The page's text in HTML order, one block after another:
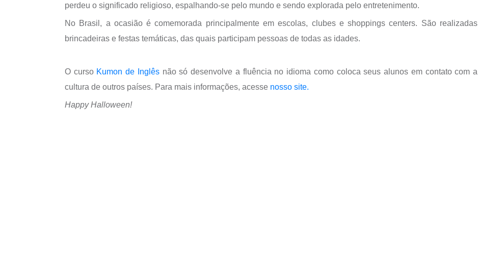
perdeu o significado religioso, espalhando-se pelo mundo e sendo explorada pelo entretenimento.
No Brasil, a ocasião é comemorada principalmente em escolas, clubes e shoppings centers. São realizadas
brincadeiras e festas temáticas, das quais participam pessoas de todas as idades.
O curso Kumon de Inglêsnão só desenvolve a fluência no idioma como coloca seus alunos em contato com a
cultura de outros países. Para mais informações, acesse nosso site.
Happy Halloween!